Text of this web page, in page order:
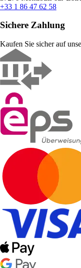
+33 1 86 47 62 58
Sichere Zahlung
Kaufen Sie sicher auf